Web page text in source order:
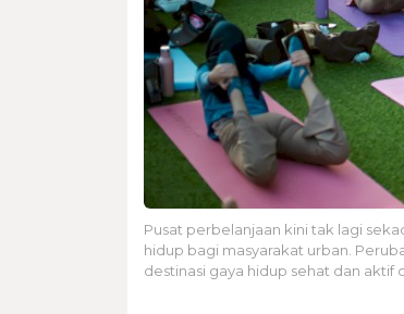
Pusat perbelanjaan kini tak lagi
hidup bagi masyarakat urban.
destinasi gaya hidup sehat dan aktif